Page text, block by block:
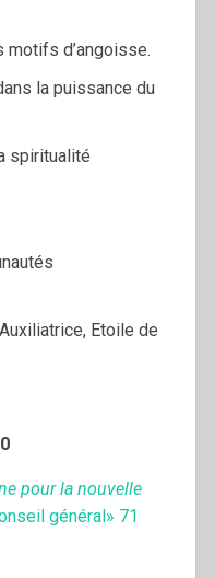
motifs d’angoisse.
la puissance du
spiritualité
Etoile de
pour la nouvelle
général» 71